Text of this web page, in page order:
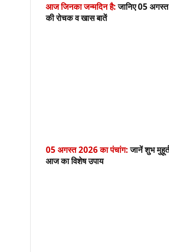
आज जिनका जन्मदिन है:जानिए 05
की रोचक व खास बातें
05 अगस्त 2026 का पंचांग:जानें शुभ
आज का विशेष उपाय